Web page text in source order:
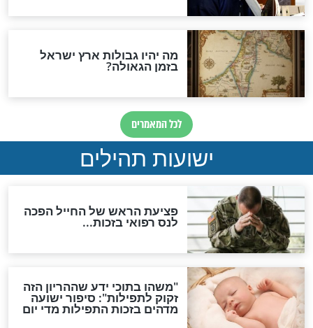
לכל המאמרים
להמתקת הדינים וביטול
גזרות
סגולת ע"ב שמות הקודש